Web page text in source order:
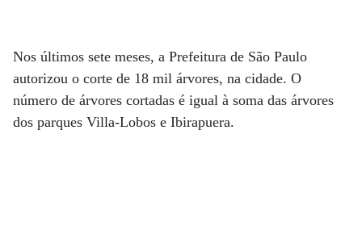
Nos últimos sete meses, a Prefeitura de São Paulo
autorizou o corte de 18 mil árvores, na cidade. O
número de árvores cortadas é igual à soma das árvores
dos parques Villa-Lobos e Ibirapuera.